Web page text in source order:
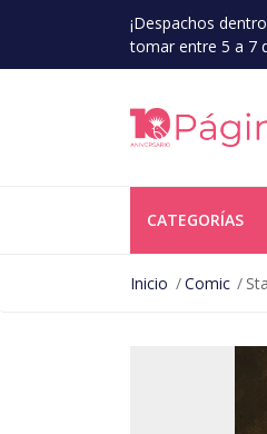
¡Despachos
tomar entre 5 a 7
CATEGORÍAS
Inicio Comic